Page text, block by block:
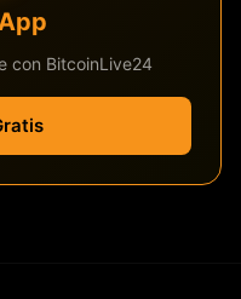
con BitcoinLive24